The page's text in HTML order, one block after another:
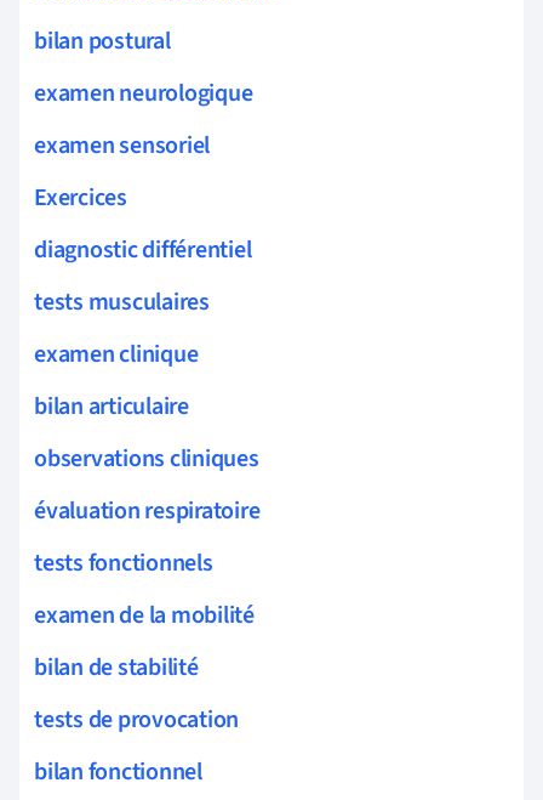
bilan postural
examen neurologique
examen sensoriel
Exercices
diagnostic différentiel
tests musculaires
examen clinique
bilan articulaire
observations cliniques
évaluation respiratoire
tests fonctionnels
examen de la mobilité
bilan de stabilité
tests de provocation
bilan fonctionnel